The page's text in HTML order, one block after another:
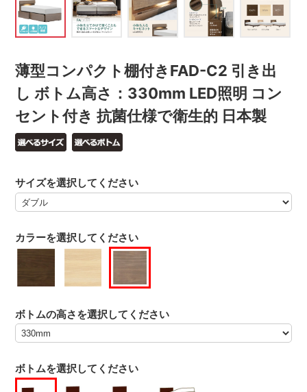
薄型コンパクト棚付きFAD-C2 引き出
し ボトム高さ：330mm LED照明 コン
セント付き 抗菌仕様で衛生的 日本製
カラーを選択してください
サイズを選択してください
ボトムの高さを選択してください
ボトムを選択してください